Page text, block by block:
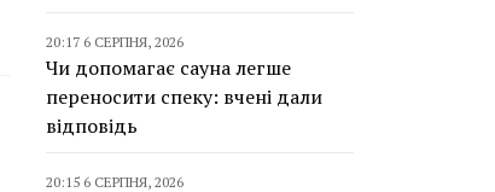
20:17 6 СЕРПНЯ, 2026
Чи допомагає сауна легше
переносити спеку: вчені дали
відповідь
20:15 6 СЕРПНЯ, 2026